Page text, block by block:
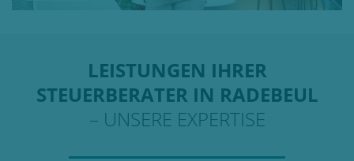
LEISTUNGEN IHRER
STEUERBERATER IN RADEBEUL
– UNSERE EXPERTISE